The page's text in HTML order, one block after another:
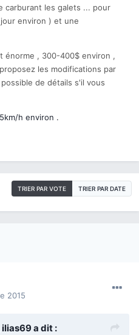
carburant les galets ... pour
environ ) et une
énorme , 300-400$ environ ,
les modifications par
de détails s'il vous
h environ .
TRIER PAR VOTE TRIER PAR DATE
2015
ilias69a dit :